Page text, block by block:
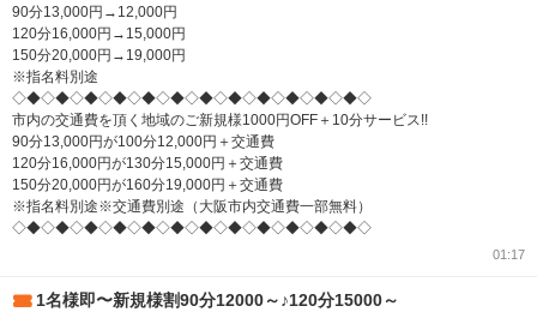
90分13,000円→12,000円
120分16,000円→15,000円
150分20,000円→19,000円
※指名料別途
◇◆◇◆◇◆◇◆◇◆◇◆◇◆◇◆◇◆◇◆◇◆◇◆◇
市内の交通費を頂く地域のご新規様1000円OFF＋10分サービス!!
90分13,000円が100分12,000円＋交通費
120分16,000円が130分15,000円＋交通費
150分20,000円が160分19,000円＋交通費
※指名料別途※交通費別途（大阪市内交通費一部無料）
◇◆◇◆◇◆◇◆◇◆◇◆◇◆◇◆◇◆◇◆◇◆◇◆◇
01:17
1名様即〜新規様割90分12000～♪120分15000～